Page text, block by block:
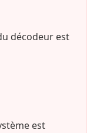
décodeur est
est